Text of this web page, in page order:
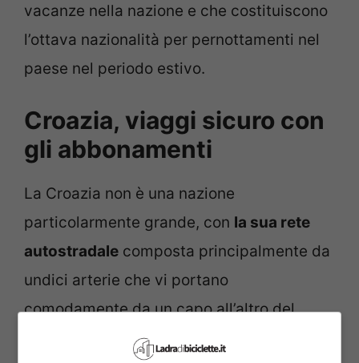
vacanze nella nazione e che costituiscono
l’ottava nazionalità per pernottamenti nel
paese nel periodo estivo.
Croazia, viaggi sicuro con
gli abbonamenti
La Croazia non è una nazione
particolarmente grande, con la sua rete
autostradale composta principalmente da
undici arterie che vi portano
comodamente da un capo all’altro del
paese fino alle migliori mete per turisti.